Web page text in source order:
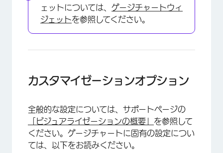
ェットについては、 ゲージチャートウィ
ジェットを参照してください。
カスタマイゼーションオプション
全般的な設定については、サポートページの
「ビジュアライゼーションの概要」 を参照して
ください。ゲージチャートに固有の設定につい
ては、以下をお読みください。